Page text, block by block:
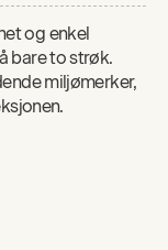
og enkel
bare to strøk.
miljømerker,